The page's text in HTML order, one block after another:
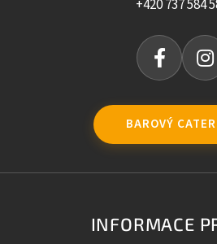
+420 737 584
BAROVÝ
INFORMACE